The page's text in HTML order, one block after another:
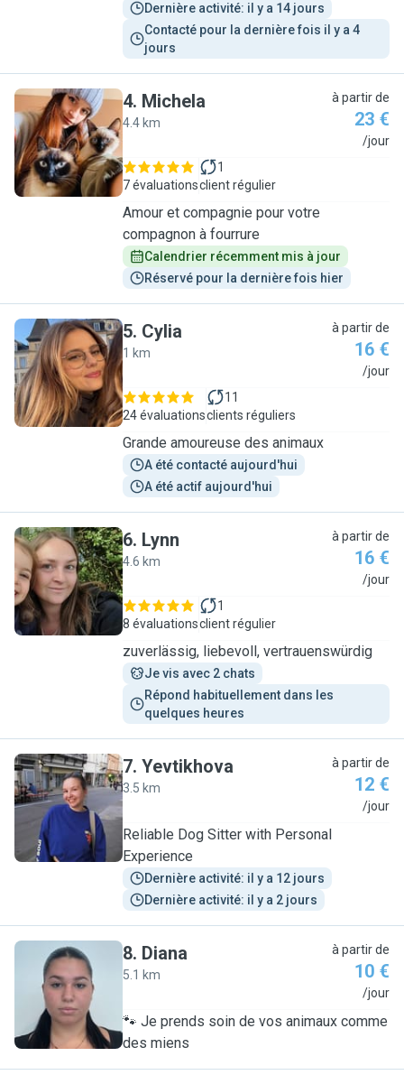
Dernière activité: il y a 14 jours
Contacté pour la dernière fois il y a 4
jours
M
4. Michela
4.4 km
à partir de
23 €
/jour
7 évaluations
1
client régulier
Amour et compagnie pour votre
compagnon à fourrure
Calendrier récemment mis à jour
Réservé pour la dernière fois hier
C
5. Cylia
1 km
à partir de
16 €
/jour
24 évaluations
11
clients réguliers
Grande amoureuse des animaux
A été contacté aujourd'hui
A été actif aujourd'hui
L
6. Lynn
4.6 km
à partir de
16 €
/jour
8 évaluations
1
client régulier
zuverlässig, liebevoll, vertrauenswürdig
Je vis avec 2 chats
Répond habituellement dans les
quelques heures
Y
7. Yevtikhova
3.5 km
à partir de
12 €
/jour
Reliable Dog Sitter with Personal
Experience
Dernière activité: il y a 12 jours
Dernière activité: il y a 2 jours
D
8. Diana
5.1 km
à partir de
10 €
/jour
🐾 Je prends soin de vos animaux comme
des miens